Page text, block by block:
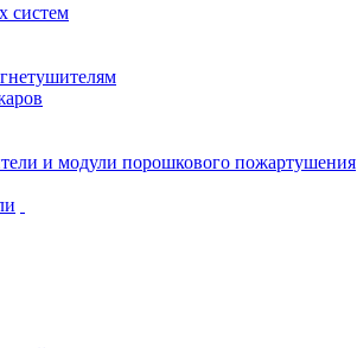
систем
и модули порошкового пожартушения